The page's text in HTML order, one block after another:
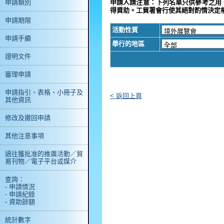
申請類別
申請期限
申請手續
證明文件
審理申請
申請指引、表格、小冊子及
其他資訊
修改及撤回申請
其他注意事項
過往獲批准的推廣活動／貿
易刊物／電子平台或媒介
查詢：
- 申請情況
- 申請紀錄
- 資助餘額
統計數字
介
申請人請注意：下列名單只供參考之
得資助。工貿署會行使其絕對酌情決
活動性質
舉行的地區
< 返回上頁